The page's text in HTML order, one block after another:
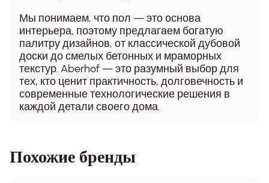
Мы понимаем, что пол — это основа
интерьера, поэтому предлагаем богатую
палитру дизайнов, от классической дубовой
доски до смелых бетонных и мраморных
текстур. Aberhof — это разумный выбор для
тех, кто ценит практичность, долговечность и
современные технологические решения в
каждой детали своего дома.
Похожие бренды